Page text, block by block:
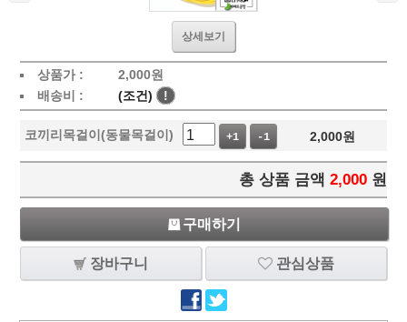
상세보기
상품가 : 2,000원
배송비 :
(조건) !
코끼리목걸이(동물목걸이) +1 -1 2,000원
총 상품 금액 2,000 원
구매하기
장바구니 관심상품